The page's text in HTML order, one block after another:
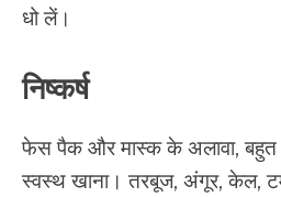
धो लें।
निष्कर्ष
फेस पैक और मास्क के अलावा, बहुत
स्वस्थ खाना। तरबूज, अंगूर, केल,